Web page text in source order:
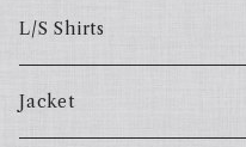
L/S Shirts
Jacket